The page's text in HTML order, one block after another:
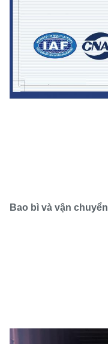
Bao bì và vận chuyển